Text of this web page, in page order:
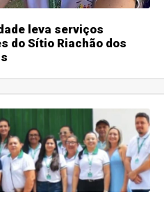
leva serviços
do Sítio Riachão dos